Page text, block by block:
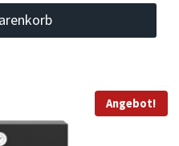
Angebot!